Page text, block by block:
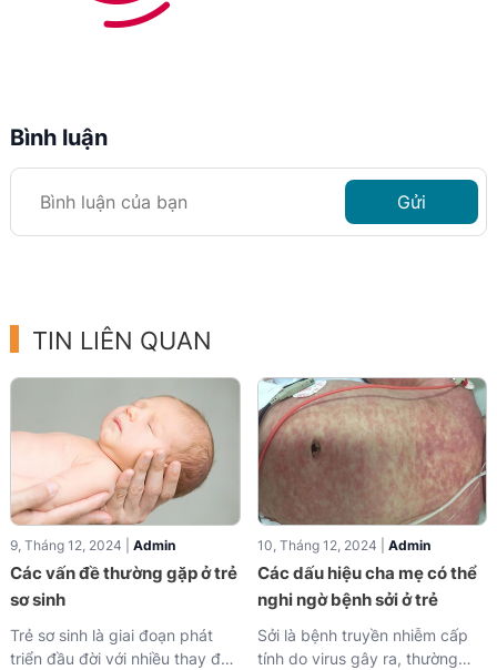
Bình luận
Gửi
TIN LIÊN QUAN
9, Tháng 12, 2024 | Admin
Các vấn đề thường gặp ở trẻ
sơ sinh
Trẻ sơ sinh là giai đoạn phát
triển đầu đời với nhiều thay đổi
10, Tháng 12, 2024 | Admin
Các dấu hiệu cha mẹ có thể
nghi ngờ bệnh sởi ở trẻ
Sởi là bệnh truyền nhiễm cấp
tính do virus gây ra, thường